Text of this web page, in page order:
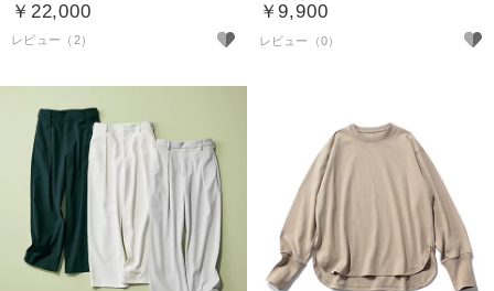
￥22,000
レビュー（2）
￥9,900